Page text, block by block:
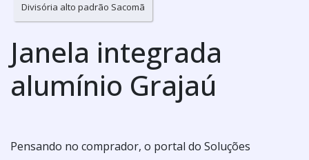
Divisória alto padrão Sacomã
Janela integrada
alumínio Grajaú
Pensando no comprador, o portal do Soluções